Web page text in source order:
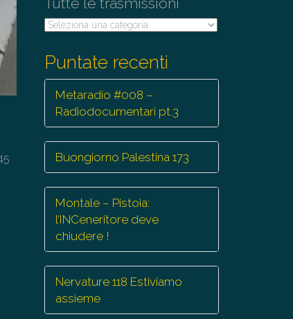
Tutte
Puntate recenti
Metaradio #008 –
Radiodocumentari pt.3
Buongiorno Palestina 173
Montale – Pistoia:
l’INCeneritore deve
chiudere !
Nervature 118 Estiviamo
assieme